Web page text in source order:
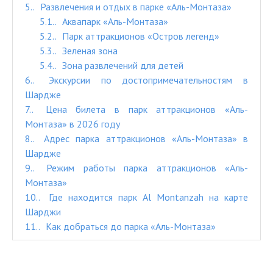
5.
Развлечения и отдых в парке «Аль-Монтаза»
5.1.
Аквапарк «Аль-Монтаза»
5.2.
Парк аттракционов «Остров легенд»
5.3.
Зеленая зона
5.4.
Зона развлечений для детей
6.
Экскурсии по достопримечательностям в
Шардже
7.
Цена билета в парк аттракционов «Аль-
Монтаза» в 2026 году
8.
Адрес парка аттракционов «Аль-Монтаза» в
Шардже
9.
Режим работы парка аттракционов «Аль-
Монтаза»
10.
Где находится парк Al Montanzah на карте
Шарджи
11.
Как добраться до парка «Аль-Монтаза»